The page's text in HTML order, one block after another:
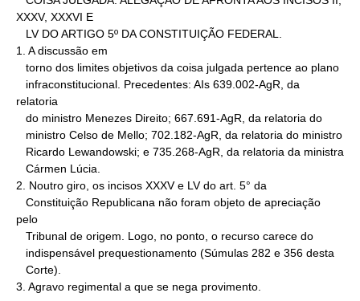
XXXV, XXXVI E
1. A discussão em
relatoria
2. Noutro giro, os incisos XXXV e LV do art. 5° da
pelo
3. Agravo regimental a que se nega provimento.